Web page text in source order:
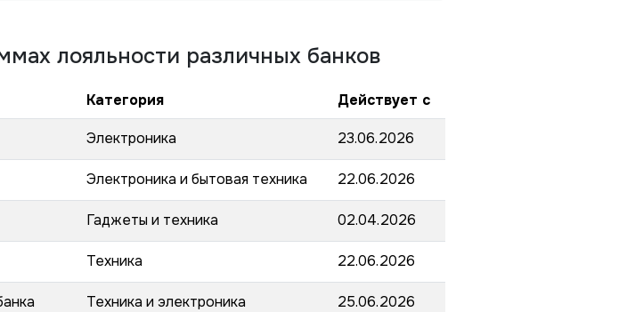
лояльности различных банков
Категория
Действует с
Электроника 23.06.2026
Электроника и бытовая техника 22.06.2026
Гаджеты и техника 02.04.2026
Техника 22.06.2026
Техника и электроника 25.06.2026